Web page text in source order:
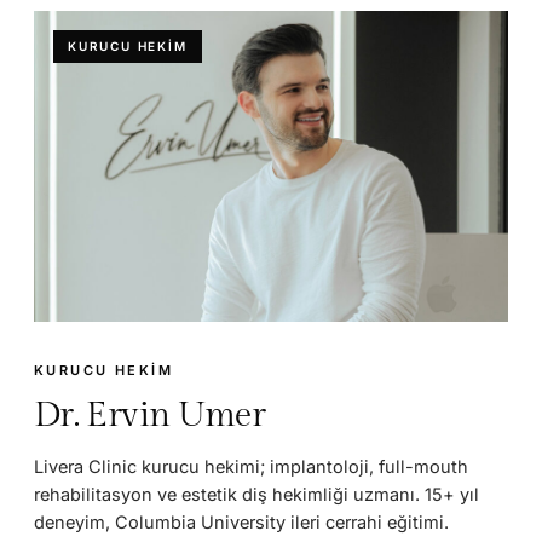
KURUCU HEKIM
KURUCU HEKIM
Dr. Ervin Umer
Livera Clinic kurucu hekimi; implantoloji, full-mouth
rehabilitasyon ve estetik diş hekimliği uzmanı. 15+ yıl
deneyim, Columbia University ileri cerrahi eğitimi.